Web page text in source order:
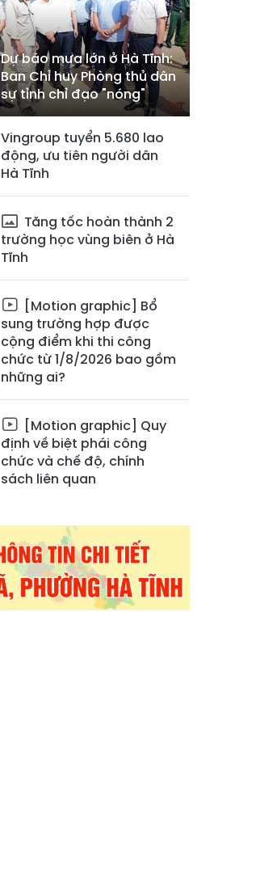
Dự báo mưa lớn ở Hà Tĩnh:
Ban Chỉ huy Phòng thủ dân
sự tỉnh chỉ đạo "nóng"
Vingroup tuyển 5.680 lao
động, ưu tiên người dân
Hà Tĩnh
Tăng tốc hoàn thành 2
trường học vùng biên ở Hà
Tĩnh
[Motion graphic] Bổ
sung trường hợp được
cộng điểm khi thi công
chức từ 1/8/2026 bao gồm
những ai?
[Motion graphic] Quy
định về biệt phái công
chức và chế độ, chính
sách liên quan